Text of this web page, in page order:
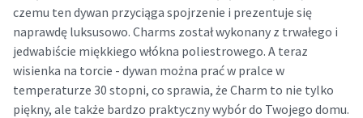
czemu ten dywan przyciąga spojrzenie i prezentuje się
naprawdę luksusowo. Charms został wykonany z trwałego i
jedwabiście miękkiego włókna poliestrowego. A teraz
wisienka na torcie - dywan można prać w pralce w
temperaturze 30 stopni, co sprawia, że Charm to nie tylko
piękny, ale także bardzo praktyczny wybór do Twojego domu.